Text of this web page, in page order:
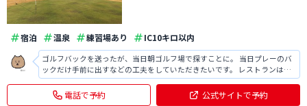
宿泊 温泉 練習場あり IC10キロ以内
ゴルフバックを送ったが、当日朝ゴルフ場で探すことに。 当日プレーのバ
ックだけ手前に出すなどの工夫をしていただきたいです。 レストランはセ
ルフ形式で安っぽい・・・。
電話で予約 公式サイトで予約